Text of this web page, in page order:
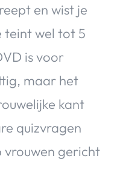
en wist je
teint wel tot 5
is voor
maar het
kant
quizvragen
vrouwen gericht